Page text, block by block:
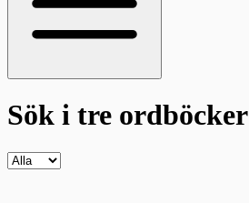
Sök i tre ordböcker